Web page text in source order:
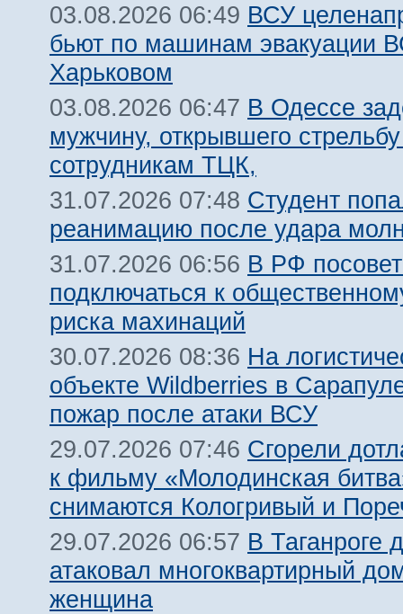
03.08.2026 06:49 ВСУ
бьют по машинам эвакуации
Харьковом
03.08.2026 06:47 В Одессе
мужчину, открывшего
сотрудникам ТЦК,
31.07.2026 07:48 Студент
реанимацию после удара
31.07.2026 06:56 В РФ
подключаться к
риска махинаций
30.07.2026 08:36 На
объекте Wildberries в
пожар после атаки ВСУ
29.07.2026 07:46 Сгорели
к фильму «Молодинская
снимаются Кологривый и
29.07.2026 06:57 В Таганроге
атаковал многоквартирный
женщина